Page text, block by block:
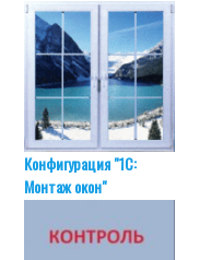
Конфигурация "1С:
Монтаж окон"